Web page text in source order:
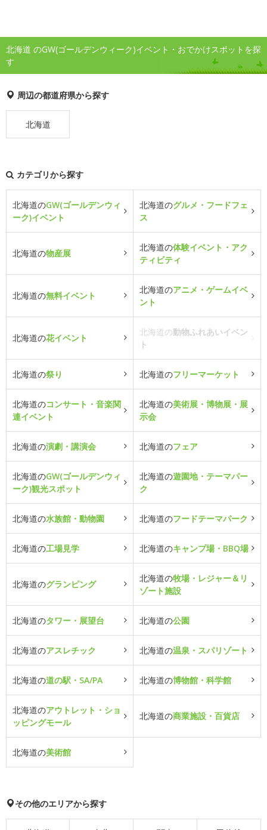
北海道 のGW(ゴールデンウィーク)イベント・おでかけスポットを探
す
周辺の都道府県から探す
北海道
カテゴリから探す
北海道のGW(ゴールデンウィ
ーク)イベント
北海道のグルメ・フードフェ
ス
北海道の物産展
北海道の体験イベント・アク
ティビティ
北海道の無料イベント
北海道のアニメ・ゲームイベ
ント
北海道の花イベント
北海道の動物ふれあいイベン
ト
北海道の祭り 北海道のフリーマーケット
北海道のコンサート・音楽関
連イベント
北海道の美術展・博物展・展
示会
北海道の演劇・講演会 北海道のフェア
北海道のGW(ゴールデンウィ
ーク)観光スポット
北海道の遊園地・テーマパー
ク
北海道の水族館・動物園 北海道のフードテーマパーク
北海道の工場見学 北海道のキャンプ場・BBQ場
北海道のグランピング
北海道の牧場・レジャー＆リ
ゾート施設
北海道のタワー・展望台 北海道の公園
北海道のアスレチック 北海道の温泉・スパリゾート
北海道の道の駅・SA/PA 北海道の博物館・科学館
北海道のアウトレット・ショ
ッピングモール
北海道の商業施設・百貨店
北海道の美術館
その他のエリアから探す